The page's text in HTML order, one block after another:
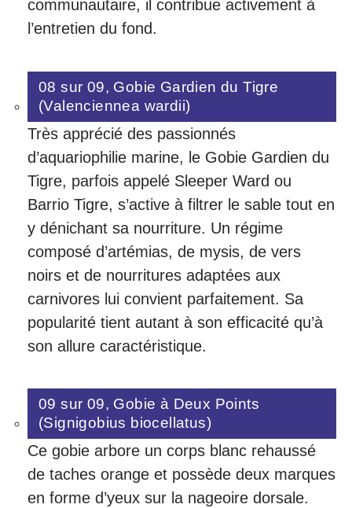
communautaire, il contribue activement à
l’entretien du fond.
08 sur 09, Gobie Gardien du Tigre
(Valenciennea wardii)
Très apprécié des passionnés
d’aquariophilie marine, le Gobie Gardien du
Tigre, parfois appelé Sleeper Ward ou
Barrio Tigre, s’active à filtrer le sable tout en
y dénichant sa nourriture. Un régime
composé d’artémias, de mysis, de vers
noirs et de nourritures adaptées aux
carnivores lui convient parfaitement. Sa
popularité tient autant à son efficacité qu’à
son allure caractéristique.
09 sur 09, Gobie à Deux Points
(Signigobius biocellatus)
Ce gobie arbore un corps blanc rehaussé
de taches orange et possède deux marques
en forme d’yeux sur la nageoire dorsale.